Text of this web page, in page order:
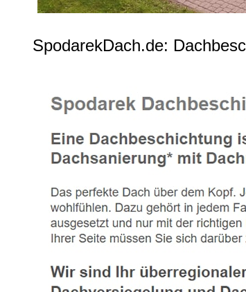
SpodarekDach.de: